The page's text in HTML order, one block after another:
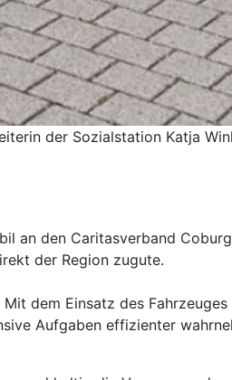
der Sozialstation Katja
an den Caritasverband
der Region zugute.
dem Einsatz des Fahrzeuges
Aufgaben effizienter